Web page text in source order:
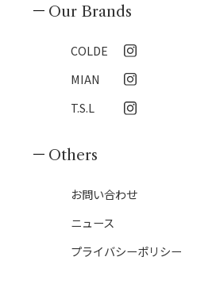
Our Brands
COLDE
MIAN
T.S.L
Others
お問い合わせ
ニュース
プライバシーポリシー